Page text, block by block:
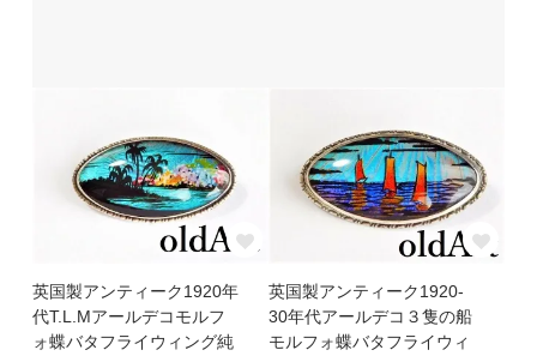
英国製アンティーク1920年
代T.L.Mアールデコモルフ
ォ蝶バタフライウィング純
英国製アンティーク1920-
30年代アールデコ３隻の船
モルフォ蝶バタフライウィ